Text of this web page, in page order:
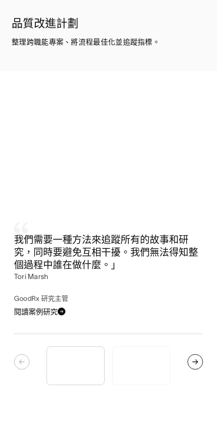
品質改進計劃
整理跨職能專案、將流程最佳化並追蹤指標。
我們需要一種方法來追蹤所有的故事和研
究，同時要避免互相干擾。我們無法得知整
個過程中誰在做什麼。」
Tori Marsh
GoodRx 研究主管
閱讀案例研究